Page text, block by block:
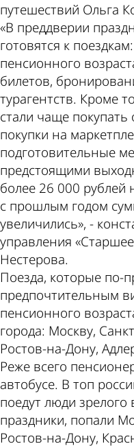
путешествий Ольга
«В преддверии
готовятся к
пенсионного
билетов,
турагентств. Кроме
стали чаще покупать
покупки на
подготовительные
предстоящими
более 26 000 рублей
с прошлым годом
увеличились», -
управления
Нестерова.
Поезда, которые по-
предпочтительным
пенсионного
города: Москву,
Ростов-на-Дону,
Реже всего
автобусе. В топ
поедут люди зрелого
праздники, попали
Ростов-на-Дону,